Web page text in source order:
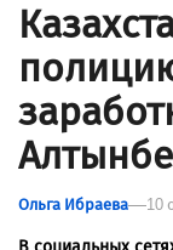
Ольга Ибраева 10